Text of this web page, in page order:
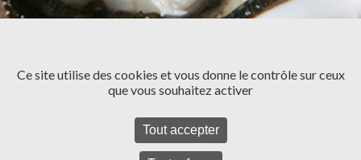
Un nouveau design pour 2026 !
Ce site utilise des cookies et vous donne le contrôle sur ceux
que vous souhaitez activer
Tout accepter